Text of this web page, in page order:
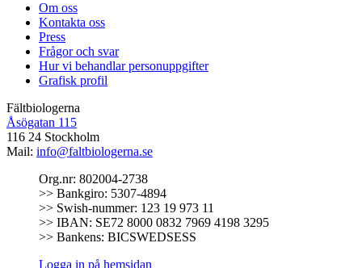
Om oss
Kontakta oss
Press
Frågor och svar
Hur vi behandlar personuppgifter
Grafisk profil
Fältbiologerna
Åsögatan 115
116 24 Stockholm
Mail: info@faltbiologerna.se
Org.nr: 802004-2738
>> Bankgiro: 5307-4894
>> Swish-nummer: 123 19 973 11
>> IBAN: SE72 8000 0832 7969 4198 3295
>> Bankens: BICSWEDSESS
Logga in på hemsidan